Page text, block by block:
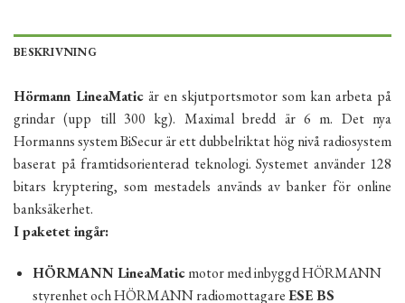
BESKRIVNING
Hörmann LineaMatic är en skjutportsmotor som kan arbeta på
grindar (upp till 300 kg). Maximal bredd är 6 m. Det nya
Hormanns system BiSecur är ett dubbelriktat hög nivå radiosystem
baserat på framtidsorienterad teknologi. Systemet använder 128
bitars kryptering, som mestadels används av banker för online
banksäkerhet.
I paketet ingår:
HÖRMANN LineaMaticmotor med inbyggd HÖRMANN
styrenhet och HÖRMANN radio­mottagareESE BS